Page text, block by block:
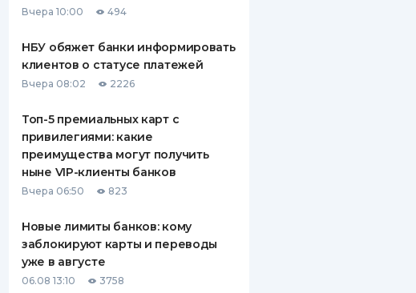
СТРАХОВАНИЮ
ВСЕ СТРАХОВЫЕ ПОЛИСЫ
ОТЗЫВЫ О СТРАХОВЫХ
КОМПАНИЯХ
Вчера 10:00 494
НБУ обяжет банки информировать
клиентов о статусе платежей
Вчера 08:02 2226
Топ-5 премиальных карт с
привилегиями: какие
преимущества могут получить
ныне VIP-клиенты банков
Вчера 06:50 823
Новые лимиты банков: кому
заблокируют карты и переводы
уже в августе
06.08 13:10 3758